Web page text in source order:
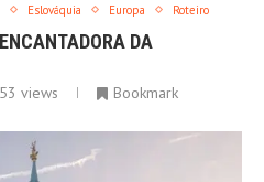
Eslováquia Europa Roteiro
DA
views Bookmark